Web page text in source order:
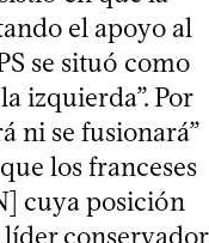
el apoyo al
se situó como
izquierda”. Por
ni se fusionará”
los franceses
cuya posición
conservador